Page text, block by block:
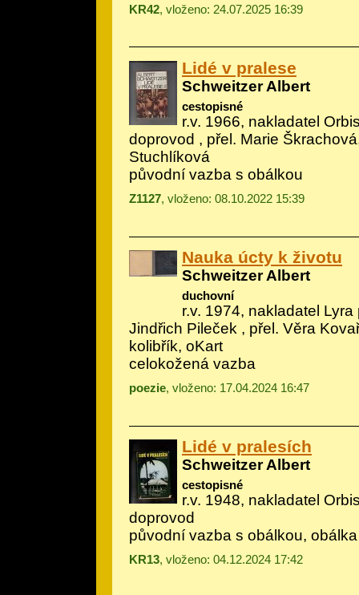
KR42, vloženo: 24.07.2025 16:39
Lidé v pralese
Schweitzer Albert
cestopisné
r.v. 1966, nakladatel
doprovod , přel. Marie
Stuchlíková
původní vazba s obálkou
Z1127, vloženo: 08.10.2022 15:39
Nauka úcty k životu
Schweitzer Albert
duchovní
r.v. 1974, nakladatel Lyra
Jindřich Pileček , přel. Věra
kolibřík, oKart
celokožená vazba
poezie, vloženo: 17.04.2024 16:47
Lidé v pralesích
Schweitzer Albert
cestopisné
r.v. 1948, nakladatel
doprovod
původní vazba s obálkou,
KR13, vloženo: 04.12.2024 17:42